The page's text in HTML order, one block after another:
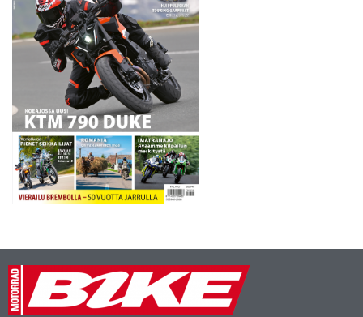
ennen kaikkea tutustua
laajaan moottoripyörä-,
mopo- ja…